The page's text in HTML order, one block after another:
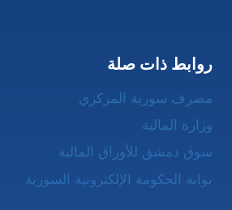
روابط ذات صلة
مصرف سورية المركزي
وزارة المالية
سوق دمشق للأوراق المالية
بوابة الحكومة الإلكترونية السورية